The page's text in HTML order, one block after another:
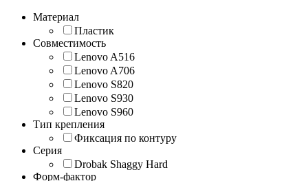
Материал
Пластик
Совместимость
Lenovo A516
Lenovo A706
Lenovo S820
Lenovo S930
Lenovo S960
Тип крепления
Фиксация по контуру
Серия
Drobak Shaggy Hard
Форм-фактор